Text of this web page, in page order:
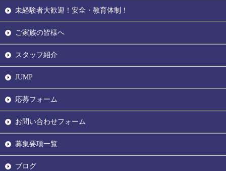
未経験者大歓迎！安全・教育体制！
ご家族の皆様へ
スタッフ紹介
JUMP
応募フォーム
お問い合わせフォーム
募集要項一覧
ブログ